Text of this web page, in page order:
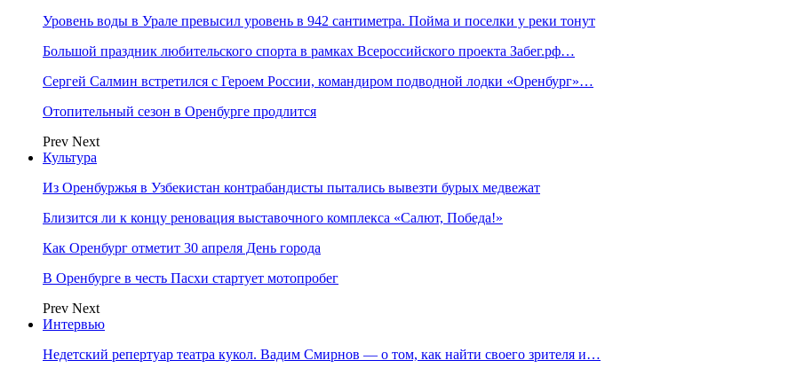
Уровень воды в Урале превысил уровень в 942 сантиметра. Пойма и поселки у реки тонут
Большой праздник любительского спорта в рамках Всероссийского проекта Забег.рф…
Сергей Салмин встретился с Героем России, командиром подводной лодки «Оренбург»…
Отопительный сезон в Оренбурге продлится
Prev Next
Культура
Из Оренбуржья в Узбекистан контрабандисты пытались вывезти бурых медвежат
Близится ли к концу реновация выставочного комплекса «Салют, Победа!»
Как Оренбург отметит 30 апреля День города
В Оренбурге в честь Пасхи стартует мотопробег
Prev Next
Интервью
Недетский репертуар театра кукол. Вадим Смирнов — о том, как найти своего зрителя и…